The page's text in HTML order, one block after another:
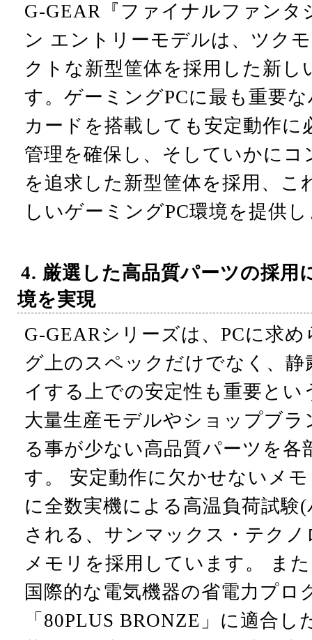
G-GEAR『ファイナルファン
ン エントリーモデルは、ツク
クトな新型筐体を採用した新し
す。ゲーミングPCに最も重要
カードを搭載しても安定動作に
管理を確保し、そしていかに
を追求した新型筐体を採用、こ
しいゲーミングPC環境を提供
4. 厳選した高品質パーツの採用
境を実現
G-GEARシリーズは、PCに求
グ上のスペックだけでなく、
イする上での安定性も重要と
大量生産モデルやショップブラ
る事が少ない高品質パーツを各
す。 安定動作に欠かせないメ
に全数実機による高温負荷試験
される、サンマックス・テク
メモリを採用しています。 ま
国際的な電気機器の省電力プロ
「80PLUS BRONZE」に適合